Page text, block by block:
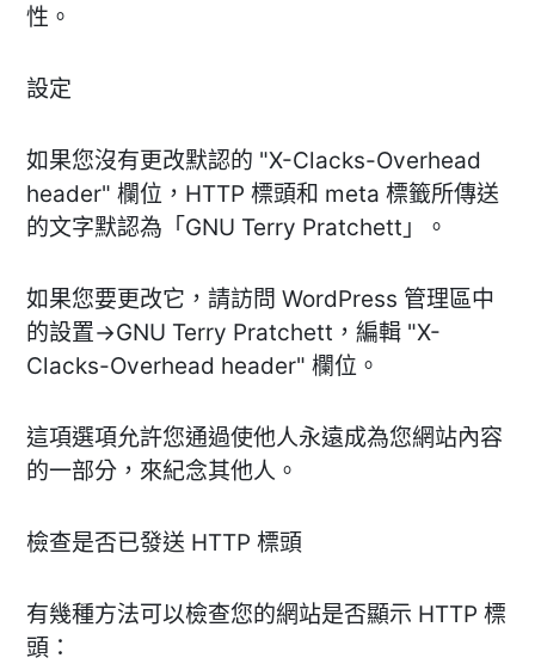
性。
設定
如果您沒有更改默認的 "X-Clacks-Overhead
header" 欄位，HTTP 標頭和 meta 標籤所傳送
的文字默認為「GNU Terry Pratchett」。
如果您要更改它，請訪問 WordPress 管理區中
的設置->GNU Terry Pratchett，編輯 "X-
Clacks-Overhead header" 欄位。
這項選項允許您通過使他人永遠成為您網站內容
的一部分，來紀念其他人。
檢查是否已發送 HTTP 標頭
有幾種方法可以檢查您的網站是否顯示 HTTP 標
頭：